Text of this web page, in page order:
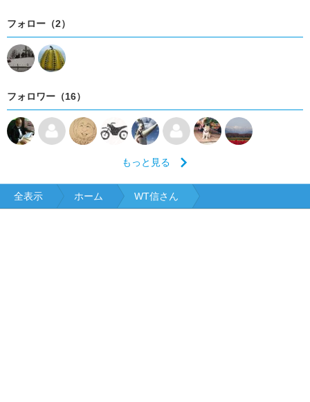
フォロー（2）
フォロワー（16）
もっと見る
全表示 ホーム WT信さん